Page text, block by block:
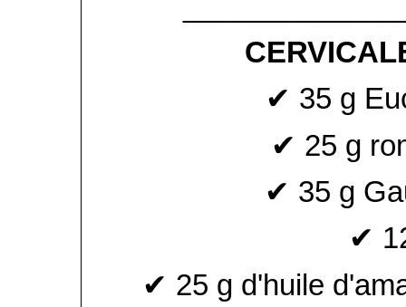
✔ 35 g
✔ 25 g
✔ 35 g
✔
✔ 25 g d'huile